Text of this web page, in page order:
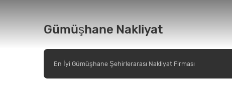
Gümüşhane Nakliyat
En İyi Gümüşhane Şehirlerarası Nakliyat Firması